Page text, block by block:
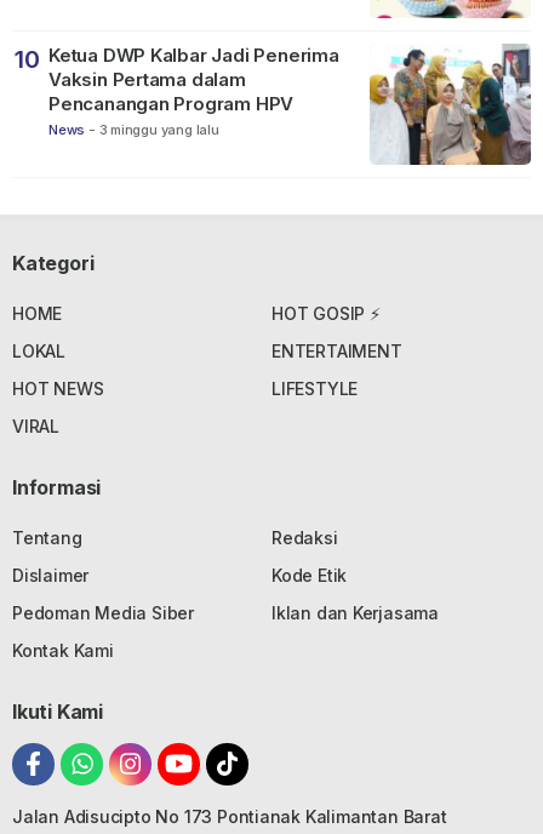
10 Ketua DWP Kalbar Jadi Penerima
Vaksin Pertama dalam
Pencanangan Program HPV
News - 3 minggu yang lalu
Kategori
HOME
HOT GOSIP ⚡
LOKAL
ENTERTAIMENT
HOT NEWS
LIFESTYLE
VIRAL
Informasi
Tentang
Redaksi
Dislaimer
Kode Etik
Pedoman Media Siber
Iklan dan Kerjasama
Kontak Kami
Ikuti Kami
Jalan Adisucipto No 173 Pontianak Kalimantan Barat